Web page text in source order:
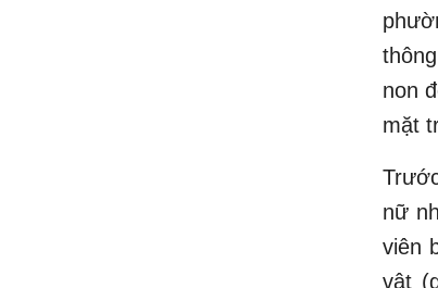
non
mặt
nữ
viên
vật